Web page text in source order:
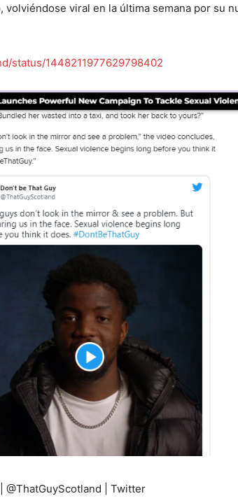
viral en la última semana por su
status/1448211977629798402
| @ThatGuyScotland | Twitter